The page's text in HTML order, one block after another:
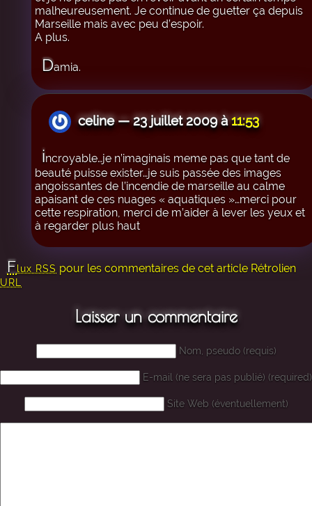
malheureusement. Je continue de guetter ça depuis
Marseille mais avec peu d’espoir.
A plus.
Damia.
celine — 23 juillet 2009 à11:53
incroyable…je n’imaginais meme pas que tant de
beauté puisse exister…je suis passée des images
angoissantes de l’incendie de marseille au calme
apaisant de ces nuages « aquatiques »…merci pour
cette respiration, merci de m’aider à lever les yeux et
à regarder plus haut
Flux RSS pour les commentaires de cet article Rétrolien
URL
Laisser un commentaire
Nom, pseudo (requis)
E-mail (ne sera pas publié) (required)
Site Web (éventuellement)